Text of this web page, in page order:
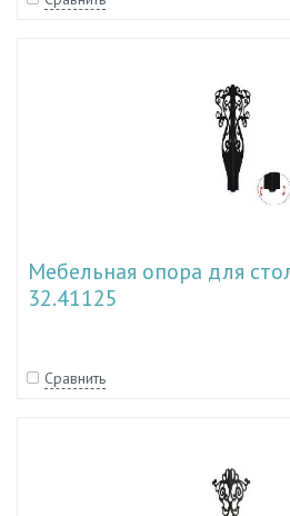
Мебельная опора для
32.41125
Сравнить